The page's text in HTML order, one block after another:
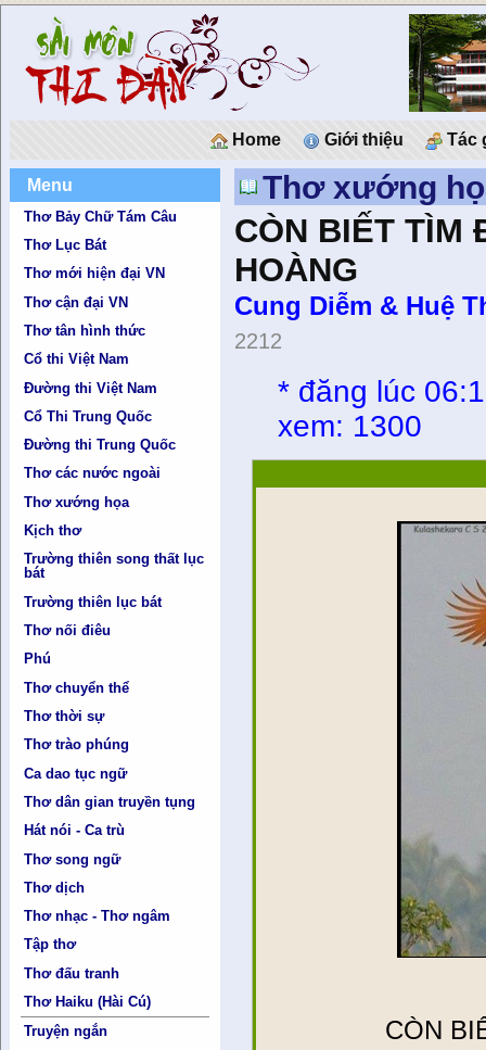
Home Giới thiệu Tác
Menu
Thơ Bảy Chữ Tám Câu
Thơ Lục Bát
Thơ mới hiện đại VN
Thơ cận đại VN
Thơ tân hình thức
Cổ thi Việt Nam
Đường thi Việt Nam
Cổ Thi Trung Quốc
Đường thi Trung Quốc
Thơ các nước ngoài
Thơ xướng họa
Kịch thơ
Trường thiên song thất lục
bát
Trường thiên lục bát
Thơ nối điêu
Phú
Thơ chuyển thể
Thơ thời sự
Thơ trào phúng
Ca dao tục ngữ
Thơ dân gian truyền tụng
Hát nói - Ca trù
Thơ song ngữ
Thơ dịch
Thơ nhạc - Thơ ngâm
Tập thơ
Thơ đấu tranh
Thơ Haiku (Hài Cú)
Truyện ngắn
Thơ xướng
CÒN BIẾT TÌM
HOÀNG
Cung Diễm & Huệ
2212
* đăng lúc
xem: 1300
CÒN